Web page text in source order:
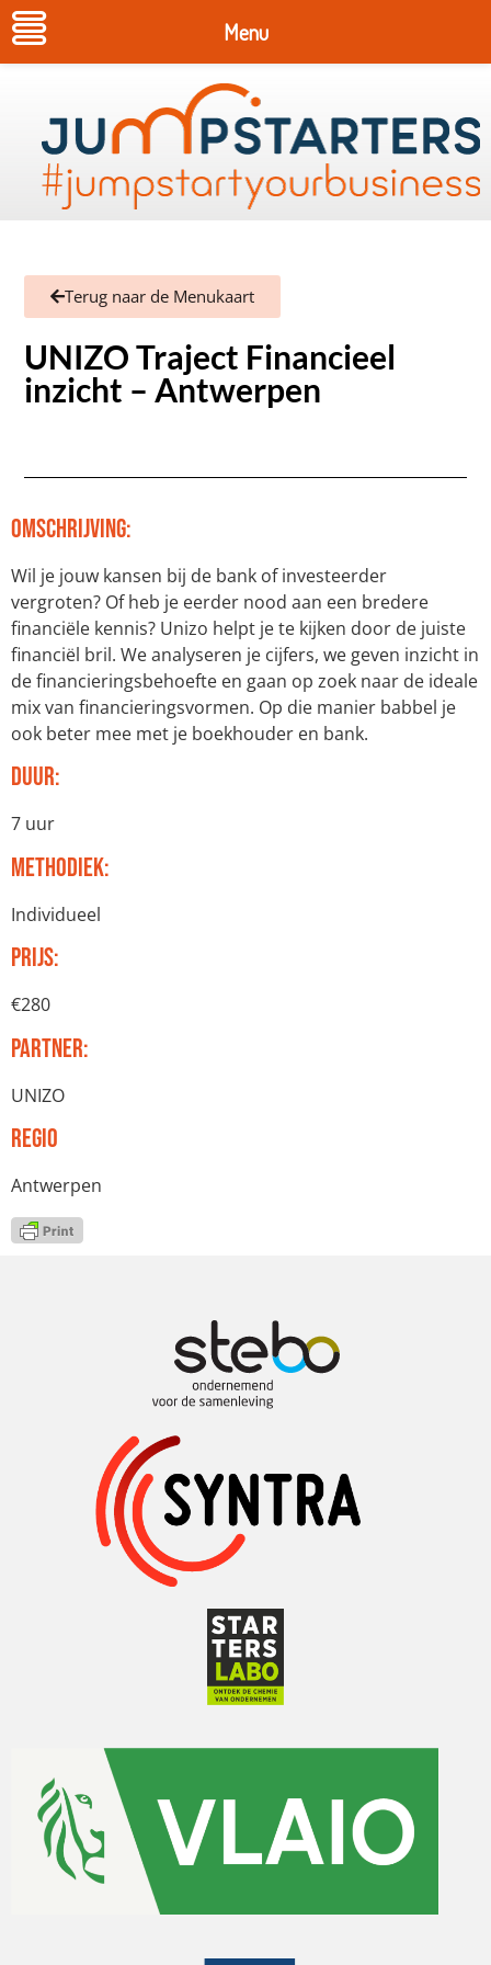
Terug naar de Menukaart
UNIZO Traject Financieel
inzicht – Antwerpen
Omschrijving:
Wil je jouw kansen bij de bank of investeerder
vergroten? Of heb je eerder nood aan een bredere
financiële kennis? Unizo helpt je te kijken door de juiste
financiël bril. We analyseren je cijfers, we geven inzicht in
de financieringsbehoefte en gaan op zoek naar de ideale
mix van financieringsvormen. Op die manier babbel je
ook beter mee met je boekhouder en bank.
Duur:
7 uur
Methodiek:
Individueel
Prijs:
€280
Partner:
UNIZO
Regio
Antwerpen
Menu